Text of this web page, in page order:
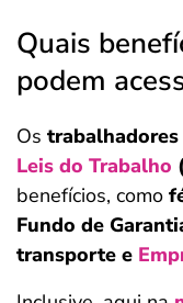
Quais
podem
Os
Leis do Trabalho
benefícios, como
Fundo de
transporte e